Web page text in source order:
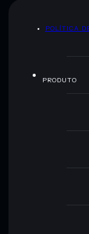
POLÍTICA
PRODUTO